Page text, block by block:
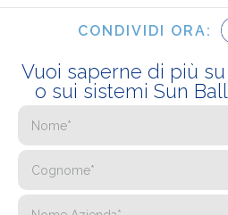
CONDIVIDI ORA:
Vuoi saperne di più
o sui sistemi Sun